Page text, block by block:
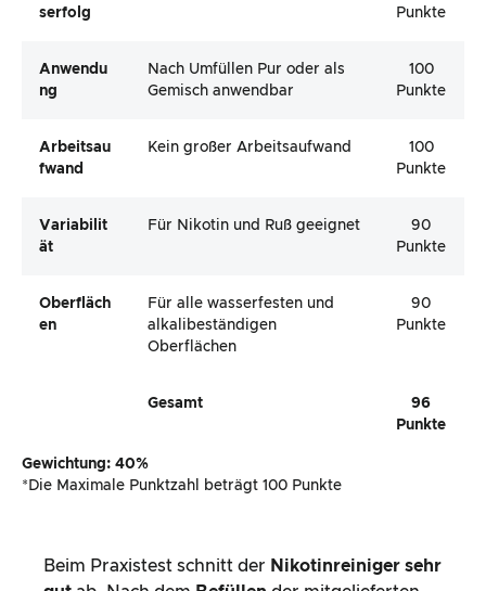
Serfolg
Punkte
Anwendu
Ng
Nach Umfüllen Pur oder als
Gemisch anwendbar
100
Punkte
Arbeitsau
Fwand
Kein großer Arbeitsaufwand
100
Punkte
Variabilit
Ät
Für Nikotin und Ruß geeignet
90
Punkte
Oberfläch
En
Für alle wasserfesten und
alkalibeständigen
Oberflächen
90
Punkte
Gesamt
96
Punkte
Gewichtung: 40%
*Die Maximale Punktzahl beträgt 100 Punkte
Beim Praxistest schnitt der Nikotinreiniger sehr